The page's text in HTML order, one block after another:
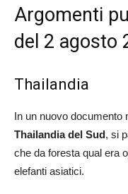
Argomenti
del 2 agosto
Thailandia
In un nuovo documento
Thailandia del Sud, si
che da foresta qual era
elefanti asiatici.